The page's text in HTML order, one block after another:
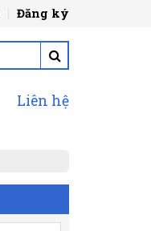
Đăng ký
Liên hệ